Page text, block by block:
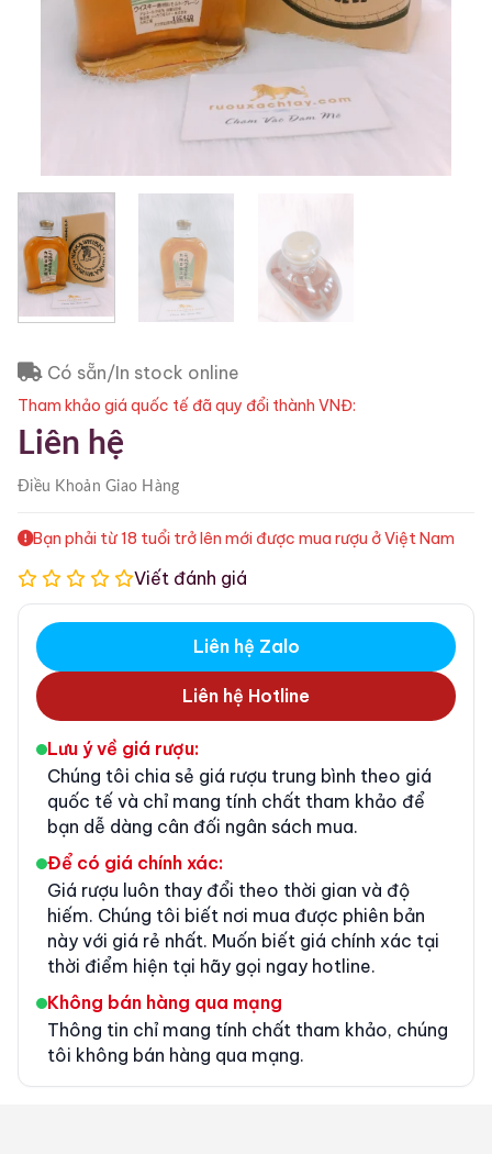
Có sẵn/In stock online
Tham khảo giá quốc tế đã quy đổi thành VNĐ:
Liên hệ
Điều KhoảnGiao Hàng
Bạn phải từ 18 tuổi trở lên mới được mua rượu ở Việt Nam
Viết đánh giá
Liên hệ Zalo
Liên hệ Hotline
Lưu ý về giá rượu:
Chúng tôi chia sẻ giá rượu trung bình theo giá
quốc tế và chỉ mang tính chất tham khảo để
bạn dễ dàng cân đối ngân sách mua.
Để có giá chính xác:
Giá rượu luôn thay đổi theo thời gian và độ
hiếm. Chúng tôi biết nơi mua được phiên bản
này với giá rẻ nhất. Muốn biết giá chính xác tại
thời điểm hiện tại hãy gọi ngay hotline.
Không bán hàng qua mạng
Thông tin chỉ mang tính chất tham khảo, chúng
tôi không bán hàng qua mạng.